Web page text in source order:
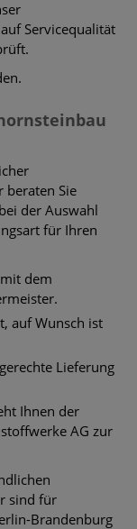
Servicequalität
beraten Sie
der Auswahl
für Ihren
dem
auf Wunsch ist
Lieferung
Ihnen der
AG zur
sind für
Brandenburg